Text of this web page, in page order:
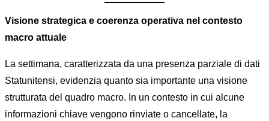
Visione strategica e coerenza operativa nel contesto
macro attuale
La settimana, caratterizzata da una presenza parziale di dati
Statunitensi, evidenzia quanto sia importante una visione
strutturata del quadro macro. In un contesto in cui alcune
informazioni chiave vengono rinviate o cancellate, la